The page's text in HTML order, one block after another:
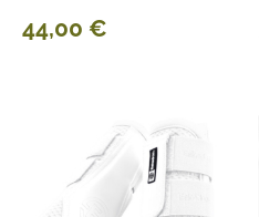
44,00 €